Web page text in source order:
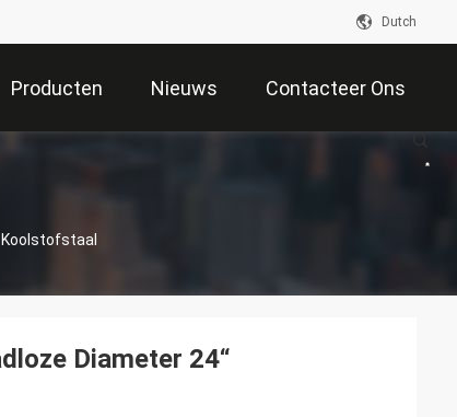
Dutch
Producten Nieuws Contacteer Ons
Koolstofstaal
Diameter 24“